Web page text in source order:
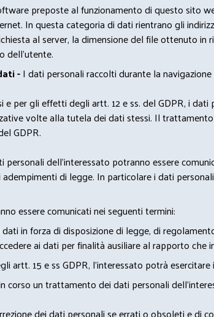
preposte al funzionamento di questo sito
In questa categoria di dati rientrano gli
al server, la dimensione del file ottenuto in
dell'utente.
-I dati personali raccolti durante la
e per gli effetti degli artt. 12 e ss. del GDPR, i
volte alla tutela dei dati stessi. Il
GDPR.
personali dell’interessato potranno essere
di legge. In particolare i dati
essere comunicati nei seguenti termini:
in forza di disposizione di legge, di
ai dati per finalità ausiliare al rapporto
artt. 15 e ss GDPR, l’interessato potrà
corso un trattamento dei dati personali